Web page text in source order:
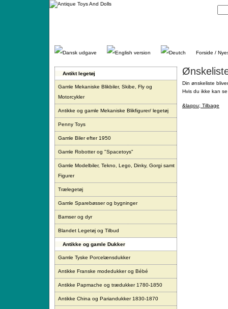
Gå
Forside /
Antikt legetøj
Gamle Mekaniske Blikbiler, Skibe, Fly og
Motorcykler
Antikke og gamle Mekaniske Blikfigurer/ legetøj
Penny Toys
Gamle Biler efter 1950
Gamle Robotter og "Spacetoys"
Gamle Modelbiler, Tekno, Lego, Dinky, Gorgi samt
Figurer
Trælegetøj
Gamle Sparebøsser og bygninger
Bamser og dyr
Blandet Legetøj og Tilbud
Antikke og gamle Dukker
Gamle Tyske Porcelænsdukker
Antikke Franske modedukker og Bébé
Antikke Papmache og trædukker 1780-1850
Antikke China og Pariandukker 1830-1870
Din ønskeliste
Hvis du ikke kan
&laqou; Tilbage